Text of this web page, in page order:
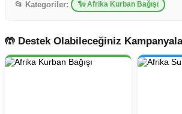
📂 Kategoriler: 🐑 Afrika Kurban Bağışı
🤲 Destek Olabileceğiniz